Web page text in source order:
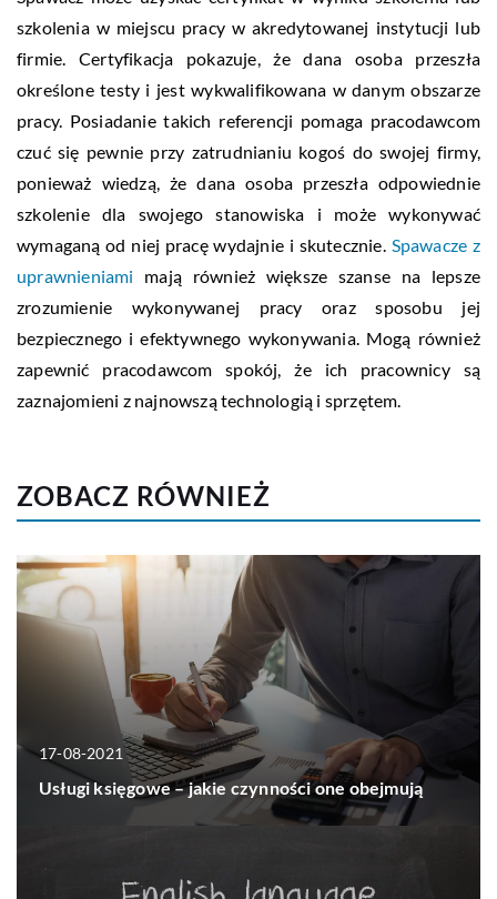
szkolenia w miejscu pracy w akredytowanej instytucji lub
firmie. Certyfikacja pokazuje, że dana osoba przeszła
określone testy i jest wykwalifikowana w danym obszarze
pracy. Posiadanie takich referencji pomaga pracodawcom
czuć się pewnie przy zatrudnianiu kogoś do swojej firmy,
ponieważ wiedzą, że dana osoba przeszła odpowiednie
szkolenie dla swojego stanowiska i może wykonywać
wymaganą od niej pracę wydajnie i skutecznie. Spawacze z
uprawnieniami mają również większe szanse na lepsze
zrozumienie wykonywanej pracy oraz sposobu jej
bezpiecznego i efektywnego wykonywania. Mogą również
zapewnić pracodawcom spokój, że ich pracownicy są
zaznajomieni z najnowszą technologią i sprzętem.
ZOBACZ RÓWNIEŻ
17-08-2021
Usługi księgowe – jakie czynności one obejmują